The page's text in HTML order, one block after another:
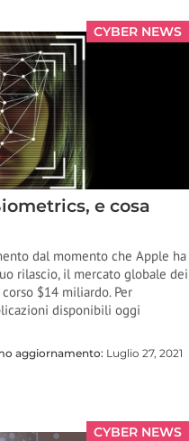
CYBER NEWS
e cosa
dal momento che Apple ha
rilascio, il mercato globale dei
$14 miliardo. Per
disponibili oggi
aggiornamento: Luglio 27, 2021
CYBER NEWS